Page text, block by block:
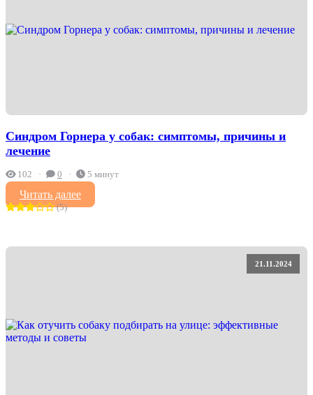
Синдром Горнера у собак: симптомы, причины и
лечение
102 0 5 минут
Читать далее
(5)
21.11.2024